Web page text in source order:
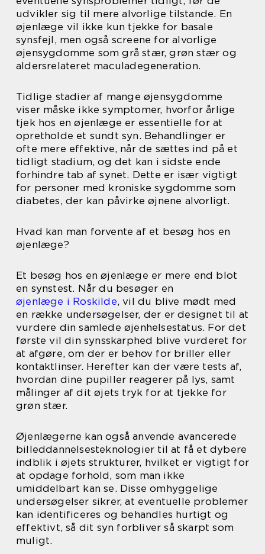
udvikler sig til mere alvorlige tilstande. En
øjenlæge vil ikke kun tjekke for basale
synsfejl, men også screene for alvorlige
øjensygdomme som grå stær, grøn stær og
aldersrelateret maculadegeneration.
Tidlige stadier af mange øjensygdomme
viser måske ikke symptomer, hvorfor årlige
tjek hos en øjenlæge er essentielle for at
opretholde et sundt syn. Behandlinger er
ofte mere effektive, når de sættes ind på et
tidligt stadium, og det kan i sidste ende
forhindre tab af synet. Dette er især vigtigt
for personer med kroniske sygdomme som
diabetes, der kan påvirke øjnene alvorligt.
Hvad kan man forvente af et besøg hos en
øjenlæge?
Et besøg hos en øjenlæge er mere end blot
en synstest. Når du besøger en
øjenlæge i Roskilde, vil du blive mødt med
en række undersøgelser, der er designet til at
vurdere din samlede øjenhelsestatus. For det
første vil din synsskarphed blive vurderet for
at afgøre, om der er behov for briller eller
kontaktlinser. Herefter kan der være tests af,
hvordan dine pupiller reagerer på lys, samt
målinger af dit øjets tryk for at tjekke for
grøn stær.
Øjenlægerne kan også anvende avancerede
billeddannelsesteknologier til at få et dybere
indblik i øjets strukturer, hvilket er vigtigt for
at opdage forhold, som man ikke
umiddelbart kan se. Disse omhyggelige
undersøgelser sikrer, at eventuelle problemer
kan identificeres og behandles hurtigt og
effektivt, så dit syn forbliver så skarpt som
muligt.